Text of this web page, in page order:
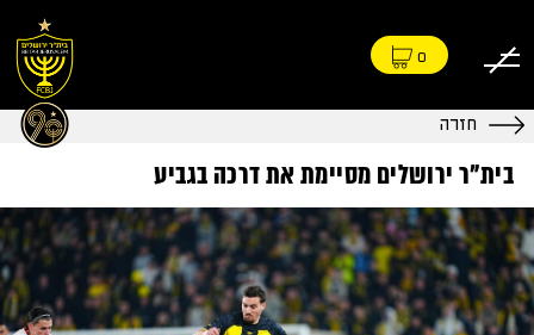
0
חזרה
בית"ר ירושלים מסיימת את דרכה בגביע